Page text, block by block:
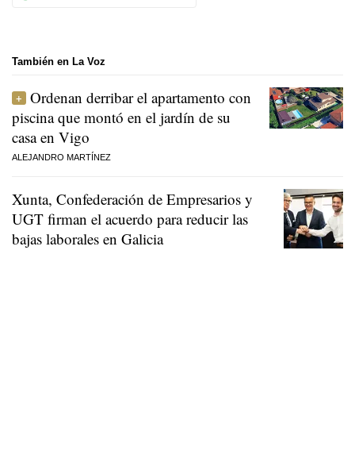
También en La Voz
Ordenan derribar el apartamento con
piscina que montó en el jardín de su
casa en Vigo
ALEJANDRO MARTÍNEZ
Xunta, Confederación de Empresarios y
UGT firman el acuerdo para reducir las
bajas laborales en Galicia